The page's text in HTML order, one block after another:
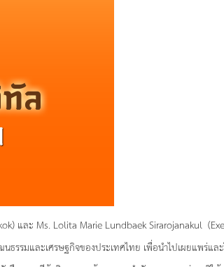
และ Ms. Lolita Marie Lundbaek Sirarojanakul
รมและเศรษฐกิจของประเทศไทย เพื่อนำไปเผยแพร่แล